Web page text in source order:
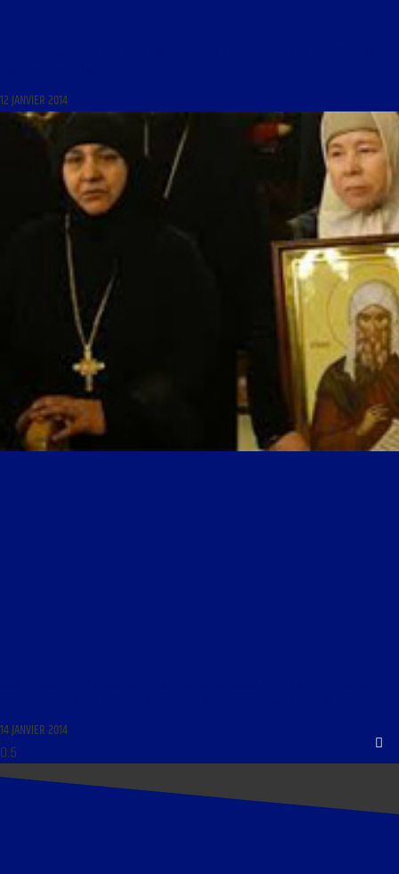
12 JANVIER 2014
14 JANVIER 2014